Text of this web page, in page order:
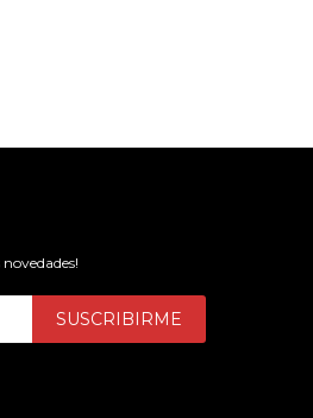
SUSCRIBIRME